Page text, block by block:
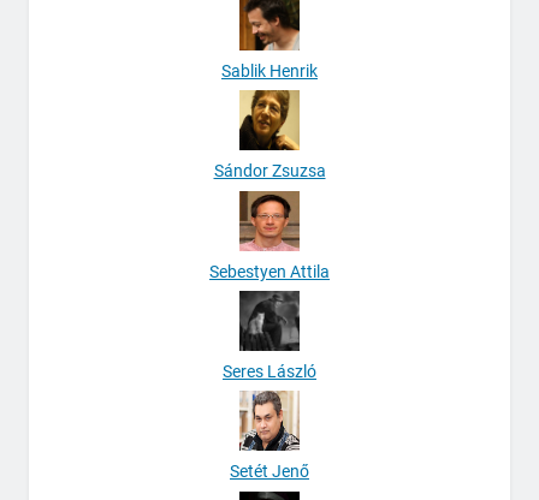
Sablik Henrik
Sándor Zsuzsa
Sebestyen Attila
Seres László
Setét Jenő